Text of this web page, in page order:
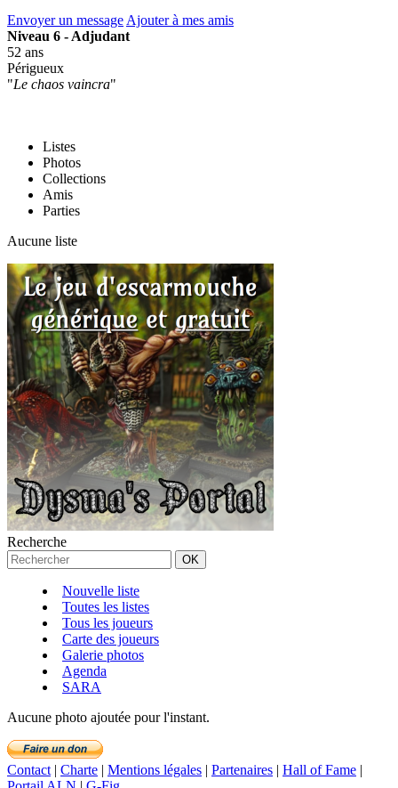
Envoyer un message Ajouter à mes amis
Niveau 6 - Adjudant
52 ans
Périgueux
"Le chaos vaincra"
Listes
Photos
Collections
Amis
Parties
Aucune liste
Recherche
Nouvelle liste
Toutes les listes
Tous les joueurs
Carte des joueurs
Galerie photos
Agenda
SARA
Aucune photo ajoutée pour l'instant.
Contact | Charte | Mentions légales | Partenaires | Hall of Fame |